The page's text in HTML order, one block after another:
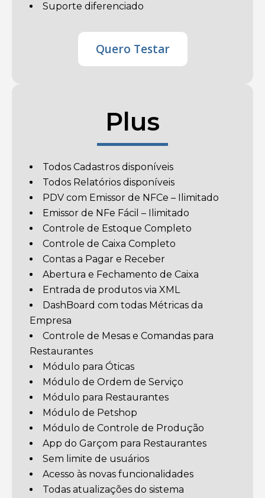
Suporte diferenciado
Quero Testar
Plus
Todos Cadastros disponíveis
Todos Relatórios disponíveis
PDV com Emissor de NFCe – Ilimitado
Emissor de NFe Fácil – Ilimitado
Controle de Estoque Completo
Controle de Caixa Completo
Contas a Pagar e Receber
Abertura e Fechamento de Caixa
Entrada de produtos via XML
DashBoard com todas Métricas da
Empresa
Controle de Mesas e Comandas para
Restaurantes
Módulo para Óticas
Módulo de Ordem de Serviço
Módulo para Restaurantes
Módulo de Petshop
Módulo de Controle de Produção
App do Garçom para Restaurantes
Sem limite de usuários
Acesso às novas funcionalidades
Todas atualizações do sistema